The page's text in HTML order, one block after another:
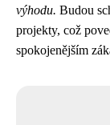
výhodu. Budou
projekty, což
spokojenějším